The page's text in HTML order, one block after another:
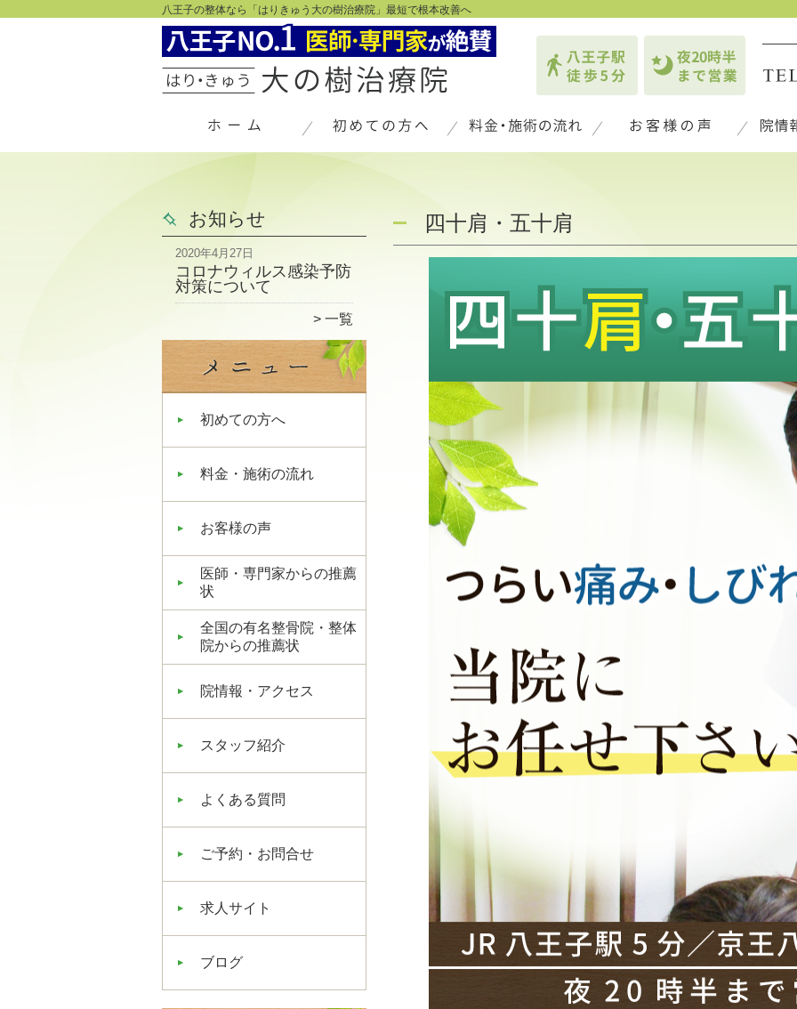
八王子の整体なら「はりきゅう大の樹治療院」最短で根本改善へ
お知らせ
2020年4月27日
コロナウィルス感染予防
対策について
一覧
初めての方へ
料金・施術の流れ
お客様の声
医師・専門家からの推薦
状
全国の有名整骨院・整体
院からの推薦状
院情報・アクセス
スタッフ紹介
よくある質問
ご予約・お問合せ
求人サイト
ブログ
四十肩・五十肩